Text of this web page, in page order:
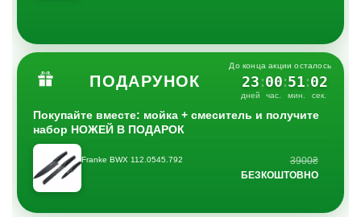
ПОДАРУНОК
До конца акции осталось
23
дней
:00
час.
:51
мин.
:01
сек.
Покупайте вместе: мойка + смеситель и получите
набор НОЖЕЙ В ПОДАРОК
Franke BWX 112.0545.792
3900₴
БЕЗКОШТОВНО